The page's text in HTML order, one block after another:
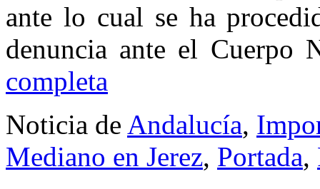
ante lo cual se ha
denuncia ante el Cuerpo
completa
Noticia de Andalucía,
Mediano en Jerez, Portada,